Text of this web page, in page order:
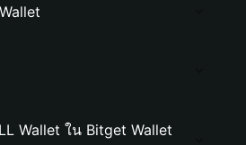
Wallet ใน Bitget Wallet